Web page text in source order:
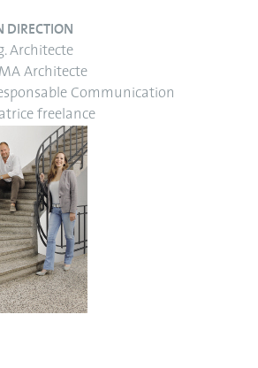
DIRECTION
Architecte
Architecte
Communication
freelance